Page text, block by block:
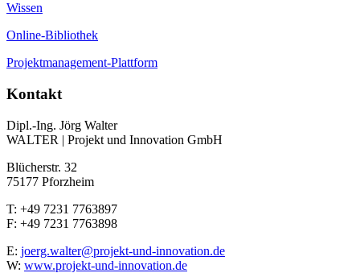
Wissen
Online-Bibliothek
Projektmanagement-Plattform
Kontakt
Dipl.-Ing. Jörg Walter
WALTER | Projekt und Innovation GmbH
Blücherstr. 32
75177 Pforzheim
T: +49 7231 7763897
F: +49 7231 7763898
E: joerg.walter@projekt-und-innovation.de
W: www.projekt-und-innovation.de